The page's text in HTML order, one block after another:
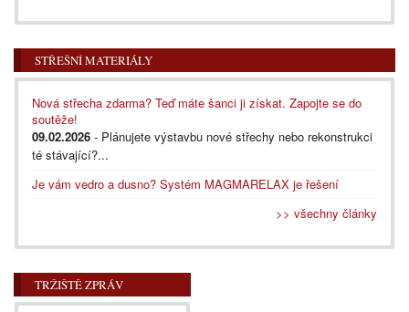
STŘEŠNÍ MATERIÁLY
Nová střecha zdarma? Teď máte šanci ji získat. Zapojte se do
soutěže!
09.02.2026 - Plánujete výstavbu nové střechy nebo rekonstrukci
té stávající?...
Je vám vedro a dusno? Systém MAGMARELAX je řešení
>> všechny články
TRŽIŠTĚ ZPRÁV